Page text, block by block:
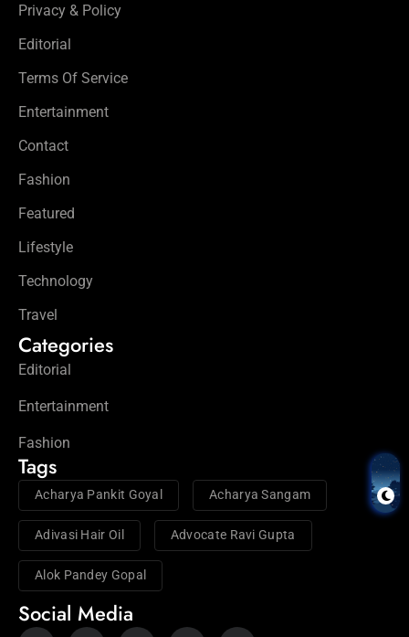
Privacy & Policy
Editorial
Terms Of Service
Entertainment
Contact
Fashion
Featured
Lifestyle
Technology
Travel
Categories
Editorial
Entertainment
Fashion
Tags
Acharya Pankit Goyal Acharya Sangam
Adivasi Hair Oil Advocate Ravi Gupta
Alok Pandey Gopal
Social Media